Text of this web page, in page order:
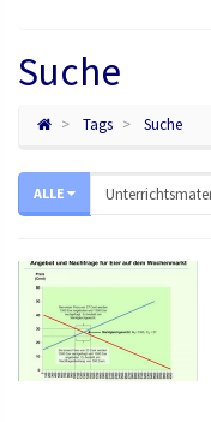
Suche
Tags Suche
ALLE